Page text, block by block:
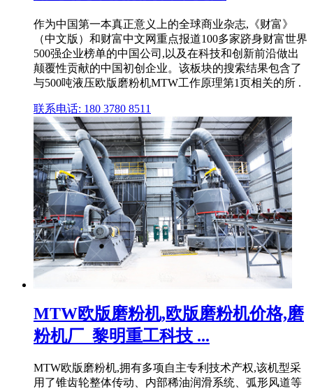
作为中国第一本真正意义上的全球商业杂志,《财富》
（中文版）和财富中文网重点报道100多家跻身财富世界
500强企业榜单的中国公司,以及在科技和创新前沿做出
颠覆性贡献的中国初创企业。该板块的搜索结果包含了
与500吨液压欧版磨粉机MTW工作原理第1页相关的所 .
联系电话: 180 3780 8511
MTW欧版磨粉机,欧版磨粉机价格,磨
粉机厂_黎明重工科技 ...
MTW欧版磨粉机,拥有多项自主专利技术产权,该机型采
用了锥齿轮整体传动、内部稀油润滑系统、弧形风道等